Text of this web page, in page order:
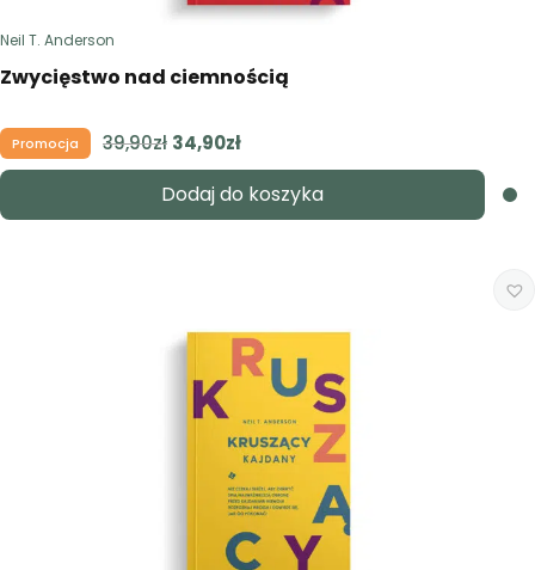
Neil T. Anderson
Zwycięstwo nad ciemnością
Promocja 39,90zł Pierwotna
cena
wynosiła:
39,90zł.
34,90złAktualna
cena
wynosi:
34,90zł.
Dodaj do koszyka